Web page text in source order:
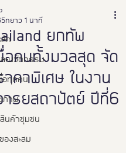
ลัก
ละนวัตกรรม
อทุกคน
ภาพ
นค้าชุมชน
องสะสม
ยกทัพ
คนทั้งมวลสุด จัด
าคาพิเศษ ในงาน
รยสถาปัตย์ ปีที่6
ยาว 1 นาที